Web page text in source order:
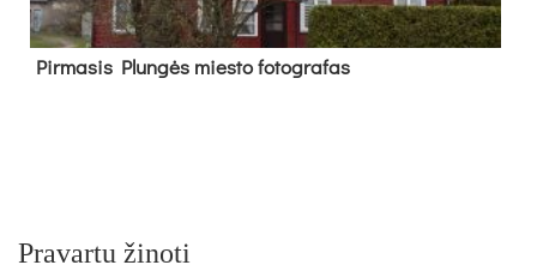
Pir­ma­sis Plun­gės mies­to fo­tog­ra­fas
Pravartu žinoti